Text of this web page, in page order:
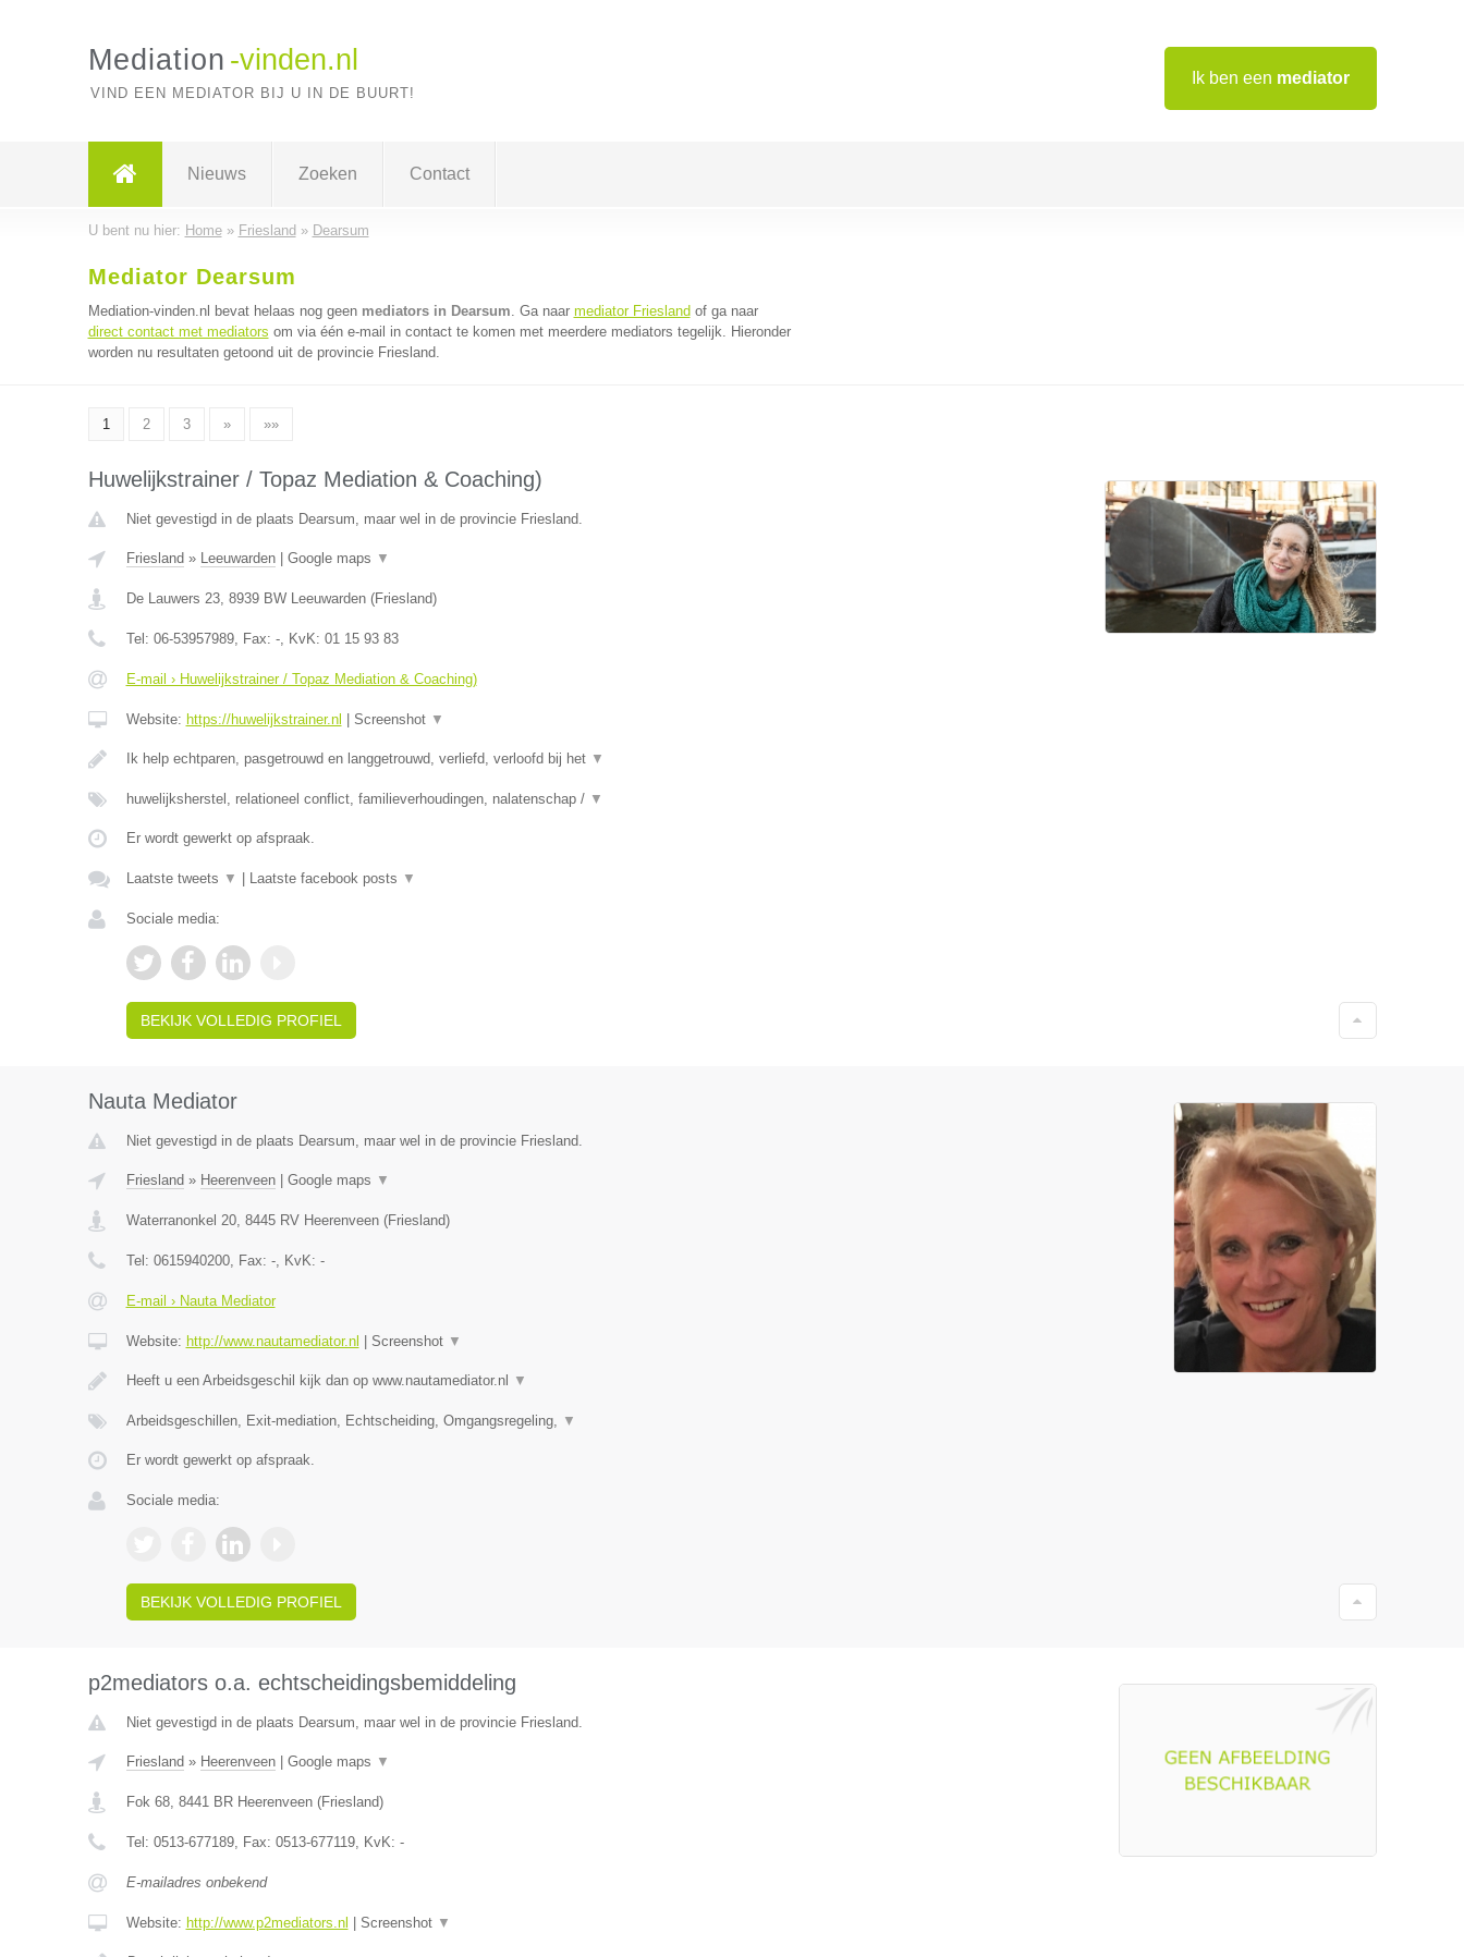
Ik ben een mediator
Mediation -vinden.nl
VIND EEN MEDIATOR BIJ U IN DE BUURT!
Nieuws Zoeken Contact
U bent nu hier: Home» Friesland » Dearsum
Mediator Dearsum
Mediation-vinden.nl bevat helaas nog geen mediators in Dearsum. Ga naar mediator Friesland of ga naar
direct contact met mediators om via één e-mail in contact te komen met meerdere mediators tegelijk. Hieronder
worden nu resultaten getoond uit de provincie Friesland.
1 2 3 » »»
Huwelijkstrainer / Topaz Mediation & Coaching)
Niet gevestigd in de plaats Dearsum, maar wel in de provincie Friesland.
Friesland » Leeuwarden| Google maps ▼
De Lauwers 23, 8939 BW Leeuwarden(Friesland)
Tel: 06-53957989, Fax: -, KvK: 01 15 93 83
E-mail › Huwelijkstrainer / Topaz Mediation & Coaching)
Website: https://huwelijkstrainer.nl Screenshot ▼
Ik help echtparen, pasgetrouwd en langgetrouwd, verliefd, verloofd bij het ▼
huwelijksherstel, relationeel conflict, familieverhoudingen, nalatenschap / ▼
Er wordt gewerkt op afspraak.
Laatste tweets ▼ Laatste facebook posts ▼
Sociale media:
BEKIJK VOLLEDIG PROFIEL
Nauta Mediator
Niet gevestigd in de plaats Dearsum, maar wel in de provincie Friesland.
Friesland » Heerenveen| Google maps ▼
Waterranonkel 20, 8445 RV Heerenveen(Friesland)
Tel: 0615940200, Fax: -, KvK: -
E-mail › Nauta Mediator
Website: http://www.nautamediator.nl Screenshot ▼
Heeft u een Arbeidsgeschil kijk dan op www.nautamediator.nl ▼
Arbeidsgeschillen, Exit-mediation, Echtscheiding, Omgangsregeling, ▼
Er wordt gewerkt op afspraak.
Sociale media:
BEKIJK VOLLEDIG PROFIEL
p2mediators o.a. echtscheidingsbemiddeling
Niet gevestigd in de plaats Dearsum, maar wel in de provincie Friesland.
Friesland » Heerenveen| Google maps ▼
Fok 68, 8441 BR Heerenveen(Friesland)
Tel: 0513-677189, Fax: 0513-677119, KvK: -
E-mailadres onbekend
Website: http://www.p2mediators.nl Screenshot ▼